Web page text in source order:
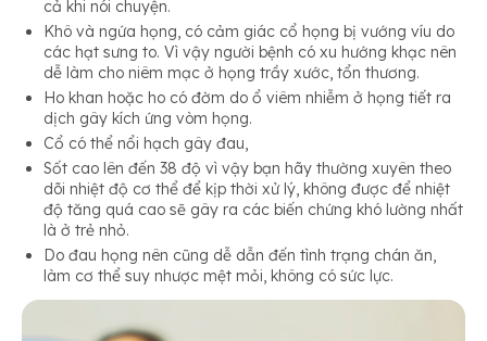
cả khi nói chuyện.
Khô và ngứa họng, có cảm giác cổ họng bị vướng víu do
các hạt sưng to. Vì vậy người bệnh có xu hướng khạc nên
dễ làm cho niêm mạc ở họng trầy xước, tổn thương.
Ho khan hoặc ho có đờm do ổ viêm nhiễm ở họng tiết ra
dịch gây kích ứng vòm họng.
Cổ có thể nổi hạch gây đau,
Sốt cao lên đến 38 độ vì vậy bạn hãy thường xuyên theo
dõi nhiệt độ cơ thể để kịp thời xử lý, không được để nhiệt
độ tăng quá cao sẽ gây ra các biến chứng khó lường nhất
là ở trẻ nhỏ.
Do đau họng nên cũng dễ dẫn đến tình trạng chán ăn,
làm cơ thể suy nhược mệt mỏi, không có sức lực.